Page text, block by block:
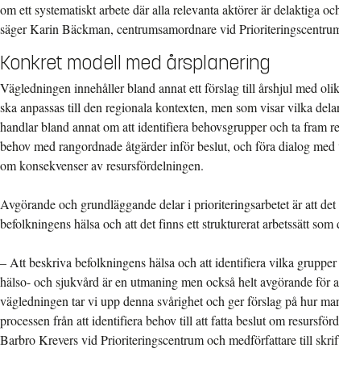
om ett systematiskt arbete där alla relevanta aktörer är delaktiga
säger Karin Bäckman, centrumsamordnare vid
Konkret modell med årsplanering
Vägledningen innehåller bland annat ett förslag till årshjul med
ska anpassas till den regionala kontexten, men som visar vilka
handlar bland annat om att identifiera behovsgrupper och ta fram
behov med rangordnade åtgärder inför beslut, och föra dialog
om konsekvenser av resursfördelningen.
Avgörande och grundläggande delar i prioriteringsarbetet är att
befolkningens hälsa och att det finns ett strukturerat arbetssätt
– Att beskriva befolkningens hälsa och att identifiera vilka grupper
hälso- och sjukvård är en utmaning men också helt avgörande för
vägledningen tar vi upp denna svårighet och ger förslag på hur
processen från att identifiera behov till att fatta beslut om
Barbro Krevers vid Prioriteringscentrum och medförfattare till